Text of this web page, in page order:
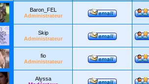
Baron_FEL
Administrateur
Skip
Administrateur
fio
Administrateur
Alyssa